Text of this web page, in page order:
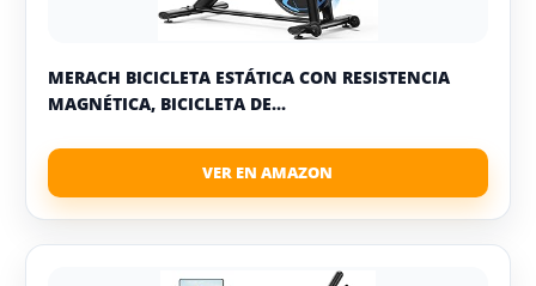
MERACH BICICLETA ESTÁTICA CON RESISTENCIA
MAGNÉTICA, BICICLETA DE...